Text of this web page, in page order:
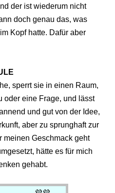
der ist wiederum nicht
doch genau das, was
Kopf hatte. Dafür aber
sperrt sie in einen Raum,
oder eine Frage, und lässt
und gut von der Idee,
aber zu sprunghaft zur
meinen Geschmack geht
hätte es für mich
gehabt.